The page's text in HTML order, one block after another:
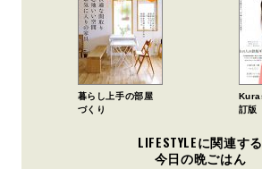
暮らし上手の部屋
づくり
訂版
LIFESTYLEに関連する
今日の晩ごはん